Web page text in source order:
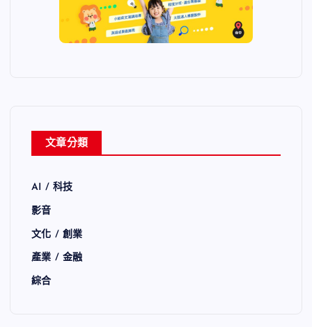
文章分類
AI / 科技
影音
文化 / 創業
產業 / 金融
綜合